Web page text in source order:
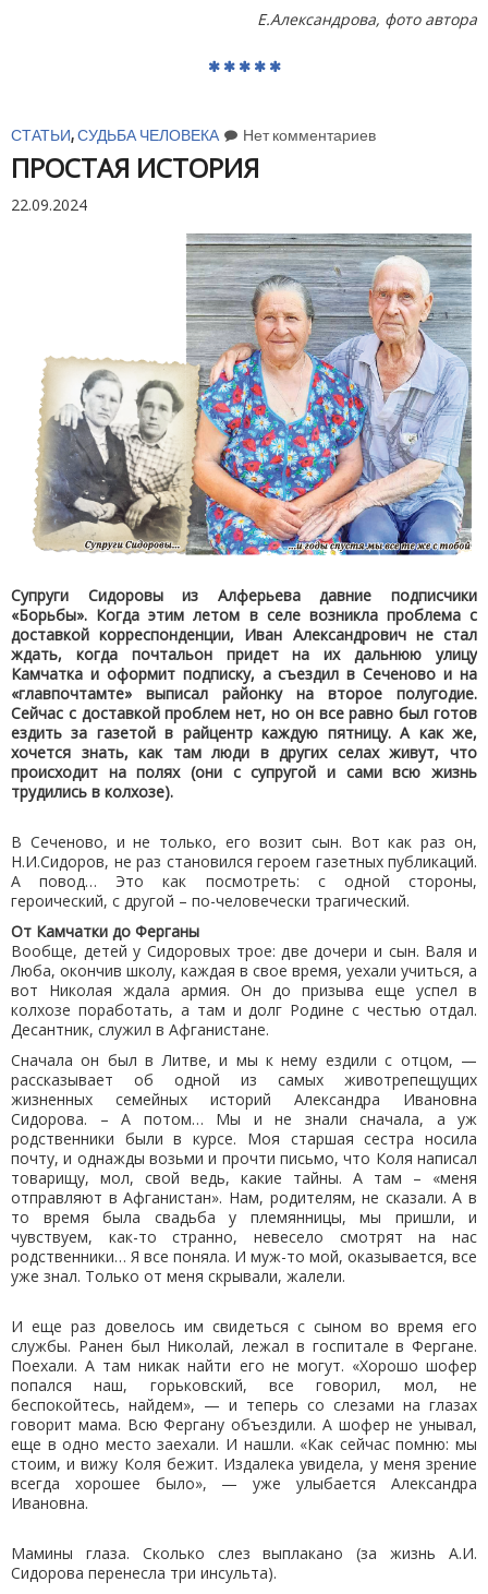
Е.Александрова, фото автора
СТАТЬИ,СУДЬБА ЧЕЛОВЕКА Нет комментариев
ПРОСТАЯ ИСТОРИЯ
22.09.2024
Супруги Сидоровы из Алферьева давние подписчики
«Борьбы». Когда этим летом в селе возникла проблема с
доставкой корреспонденции, Иван Александрович не стал
ждать, когда почтальон придет на их дальнюю улицу
Камчатка и оформит подписку, а съездил в Сеченово и на
«главпочтамте» выписал районку на второе полугодие.
Сейчас с доставкой проблем нет, но он все равно был готов
ездить за газетой в райцентр каждую пятницу. А как же,
хочется знать, как там люди в других селах живут, что
происходит на полях (они с супругой и сами всю жизнь
трудились в колхозе).
В Сеченово, и не только, его возит сын. Вот как раз он,
Н.И.Сидоров, не раз становился героем газетных публикаций.
А повод… Это как посмотреть: с одной стороны,
героический, с другой – по-человечески трагический.
От Камчатки до Ферганы
Вообще, детей у Сидоровых трое: две дочери и сын. Валя и
Люба, окончив школу, каждая в свое время, уехали учиться, а
вот Николая ждала армия. Он до призыва еще успел в
колхозе поработать, а там и долг Родине с честью отдал.
Десантник, служил в Афганистане.
Сначала он был в Литве, и мы к нему ездили с отцом, —
рассказывает об одной из самых животрепещущих
жизненных семейных историй Александра Ивановна
Сидорова. – А потом… Мы и не знали сначала, а уж
родственники были в курсе. Моя старшая сестра носила
почту, и однажды возьми и прочти письмо, что Коля написал
товарищу, мол, свой ведь, какие тайны. А там – «меня
отправляют в Афганистан». Нам, родителям, не сказали. А в
то время была свадьба у племянницы, мы пришли, и
чувствуем, как-то странно, невесело смотрят на нас
родственники… Я все поняла. И муж-то мой, оказывается, все
уже знал. Только от меня скрывали, жалели.
И еще раз довелось им свидеться с сыном во время его
службы. Ранен был Николай, лежал в госпитале в Фергане.
Поехали. А там никак найти его не могут. «Хорошо шофер
попался наш, горьковский, все говорил, мол, не
беспокойтесь, найдем», — и теперь со слезами на глазах
говорит мама. Всю Фергану объездили. А шофер не унывал,
еще в одно место заехали. И нашли. «Как сейчас помню: мы
стоим, и вижу Коля бежит. Издалека увидела, у меня зрение
всегда хорошее было», — уже улыбается Александра
Ивановна.
Мамины глаза. Сколько слез выплакано (за жизнь А.И.
Сидорова перенесла три инсульта).